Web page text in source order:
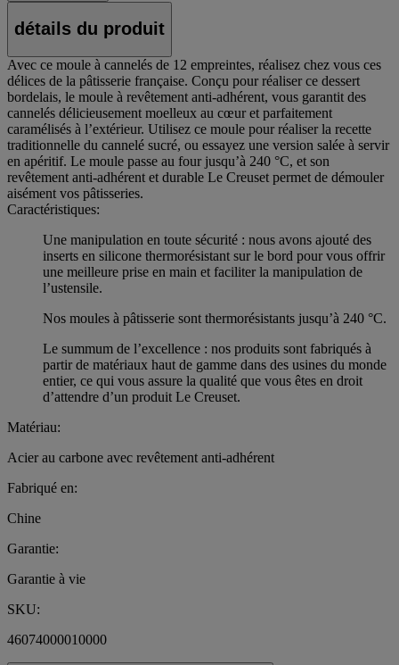
détails du produit
Avec ce moule à cannelés de 12 empreintes, réalisez chez vous ces
délices de la pâtisserie française. Conçu pour réaliser ce dessert
bordelais, le moule à revêtement anti-adhérent, vous garantit des
cannelés délicieusement moelleux au cœur et parfaitement
caramélisés à l’extérieur. Utilisez ce moule pour réaliser la recette
traditionnelle du cannelé sucré, ou essayez une version salée à servir
en apéritif. Le moule passe au four jusqu’à 240 °C, et son
revêtement anti-adhérent et durable Le Creuset permet de démouler
aisément vos pâtisseries.
Caractéristiques:
Une manipulation en toute sécurité : nous avons ajouté des
inserts en silicone thermorésistant sur le bord pour vous offrir
une meilleure prise en main et faciliter la manipulation de
l’ustensile.
Nos moules à pâtisserie sont thermorésistants jusqu’à 240 °C.
Le summum de l’excellence : nos produits sont fabriqués à
partir de matériaux haut de gamme dans des usines du monde
entier, ce qui vous assure la qualité que vous êtes en droit
d’attendre d’un produit Le Creuset.
Matériau:
Acier au carbone avec revêtement anti-adhérent
Fabriqué en:
Chine
Garantie:
Garantie à vie
SKU:
46074000010000